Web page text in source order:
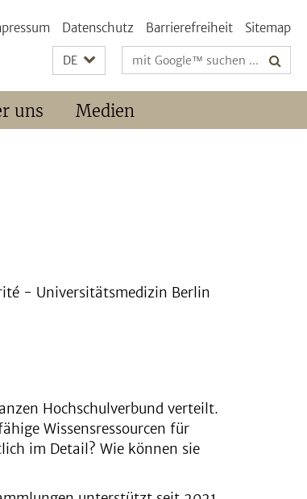
Datenschutz Barrierefreiheit Sitemap
DE Suchbegriffe
uns Medien
- Universitätsmedizin Berlin
Hochschulverbund verteilt.
Wissensressourcen für
im Detail? Wie können sie